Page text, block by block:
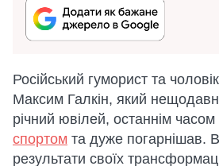
Російський гуморист та
Максим Галкін, який
річний ювілей, останнім часом
спортом та дуже погарнішав.
результати своїх